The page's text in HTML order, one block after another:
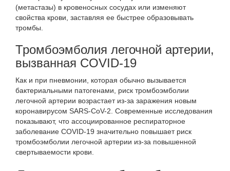
(метастазы) в кровеносных сосудах или изменяют
свойства крови, заставляя ее быстрее образовывать
тромбы.
Тромбоэмболия легочной артерии,
вызванная COVID-19
Как и при пневмонии, которая обычно вызывается
бактериальными патогенами, риск тромбоэмболии
легочной артерии возрастает из-за заражения новым
коронавирусом SARS-CoV-2. Современные исследования
показывают, что ассоциированное респираторное
заболевание COVID-19 значительно повышает риск
тромбоэмболии легочной артерии из-за повышенной
свертываемости крови.